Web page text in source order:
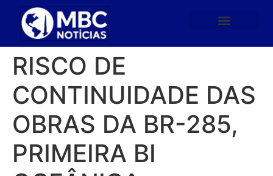
RISCO DE
CONTINUIDADE DAS
OBRAS DA BR-285,
PRIMEIRA BI